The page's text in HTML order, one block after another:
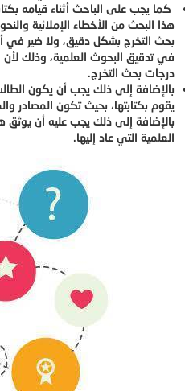
كما يجب على الباحث أثناء قيامه
هذا البحث من الأخطاء الإملائية
بحث التخرج بشكل دقيق، ولا ضير في
في تدقيق البحوث العلمية، وذلك لأن
درجات بحث التخرج.
بالإضافة إلى ذلك يجب أن يكون
يقوم بكتابتها، بحيث تكون المصادر
بالإضافة إلى ذلك يجب عليه أن
العلمية التي عاد إليها.